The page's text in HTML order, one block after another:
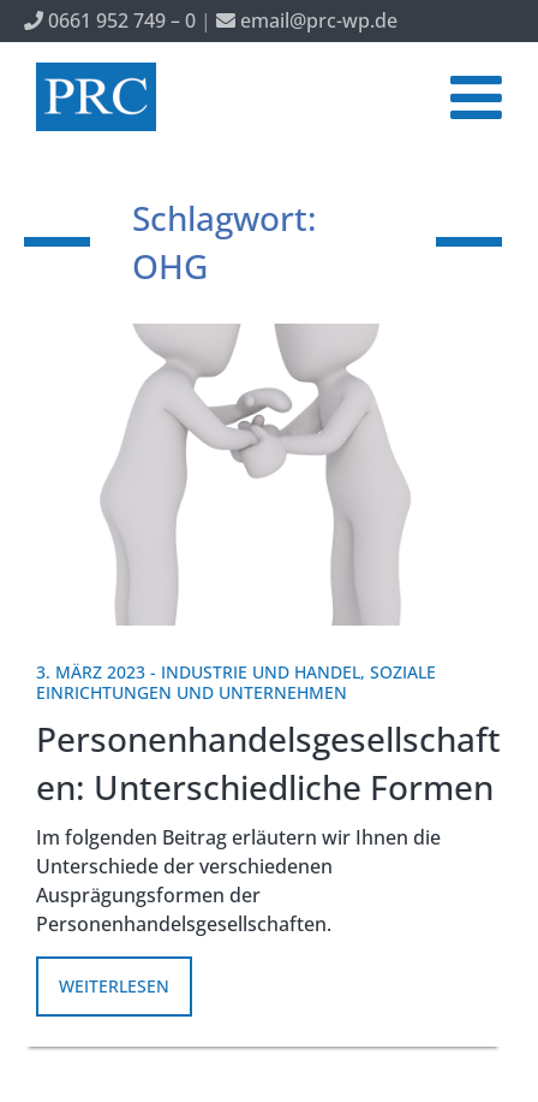
0661 952 749 – 0 | email@prc-wp.de
Schlagwort:
OHG
3. MÄRZ 2023 - INDUSTRIE UND HANDEL, SOZIALE
EINRICHTUNGEN UND UNTERNEHMEN
Personenhandelsgesellschaft
en: Unterschiedliche Formen
Im folgenden Beitrag erläutern wir Ihnen die
Unterschiede der verschiedenen
Ausprägungsformen der
Personenhandelsgesellschaften.
WEITERLESEN